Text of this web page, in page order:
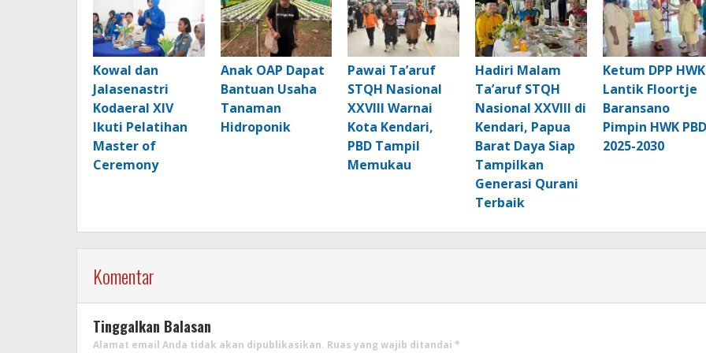
Kowal dan
Jalasenastri
Kodaeral XIV
Ikuti Pelatihan
Master of
Ceremony
Anak OAP Dapat
Bantuan Usaha
Tanaman
Hidroponik
Pawai Ta’aruf
STQH Nasional
XXVIII Warnai
Kota Kendari,
PBD Tampil
Memukau
Hadiri Malam
Ta’aruf STQH
Nasional XXVIII di
Kendari, Papua
Barat Daya Siap
Tampilkan
Generasi Qurani
Terbaik
Ketum DPP HWK
Lantik Floortje
Baransano
Pimpin HWK PBD
2025-2030
Komentar
Tinggalkan Balasan
Alamat email Anda tidak akan dipublikasikan. Ruas yang wajib ditandai *